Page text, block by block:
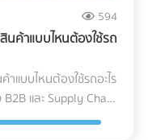
ไทย
ระดูกอ่อนในเนื้อสัตว์
ข้าม 2. ตรวจสอบบรรจุ
ray ยุคใหม่สามารถ
ช็กน้ำหนักรวมไปพร้อม
Data Analytics &
แบบ Real-time
เกิดจากไลน์ผลิตไหน
594
นค้าแบบไหนต้องใช้รถ
แบบไหนต้องใช้รถอะไร
และ Supply Chain
A ไปส่งที่จุด B แต่คือ